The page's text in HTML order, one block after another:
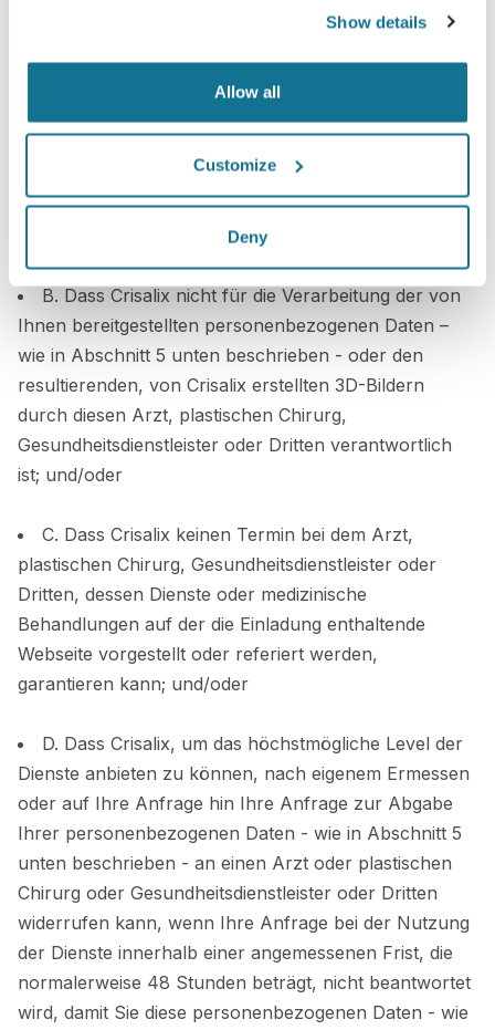
Show details
Allow all
Customize
Deny
A. Ihre Anfrage, Ihre personenbezogenen Daten –
wie in Abschnitt 5 unten beschrieben - dem Arzt oder
plastischen Chirurg oder Gesundheitsdienstleister oder
Dritten zukommen zu lassen, dessen Dienste oder
enthaltenen Webseite vorgestellt oder referiert
werden, was in Form eines Werbebanners oder auf
andere Weise geschehen kann; und/oder
B. Dass Crisalix nicht für die Verarbeitung der von
Ihnen bereitgestellten personenbezogenen Daten –
wie in Abschnitt 5 unten beschrieben - oder den
resultierenden, von Crisalix erstellten 3D-Bildern
durch diesen Arzt, plastischen Chirurg,
Gesundheitsdienstleister oder Dritten verantwortlich
ist; und/oder
C. Dass Crisalix keinen Termin bei dem Arzt,
plastischen Chirurg, Gesundheitsdienstleister oder
Dritten, dessen Dienste oder medizinische
Behandlungen auf der die Einladung enthaltende
Webseite vorgestellt oder referiert werden,
garantieren kann; und/oder
D. Dass Crisalix, um das höchstmögliche Level der
Dienste anbieten zu können, nach eigenem Ermessen
oder auf Ihre Anfrage hin Ihre Anfrage zur Abgabe
Ihrer personenbezogenen Daten - wie in Abschnitt 5
unten beschrieben - an einen Arzt oder plastischen
Chirurg oder Gesundheitsdienstleister oder Dritten
widerrufen kann, wenn Ihre Anfrage bei der Nutzung
der Dienste innerhalb einer angemessenen Frist, die
normalerweise 48 Stunden beträgt, nicht beantwortet
wird, damit Sie diese personenbezogenen Daten - wie